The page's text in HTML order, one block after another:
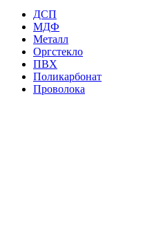
ДСП
МДФ
Металл
Оргстекло
ПВХ
Поликарбонат
Проволока